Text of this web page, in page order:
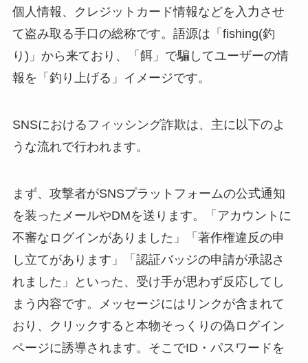
個人情報、クレジットカード情報などを入力させ
て盗み取る手口の総称です。語源は「fishing(釣
り)」から来ており、「餌」で騙してユーザーの情
報を「釣り上げる」イメージです。
SNSにおけるフィッシング詐欺は、主に以下のよ
うな流れで行われます。
まず、攻撃者がSNSプラットフォームの公式通知
を装ったメールやDMを送ります。「アカウントに
不審なログインがありました」「著作権違反の申
し立てがあります」「認証バッジの申請が承認さ
れました」といった、受け手が思わず反応してし
まう内容です。メッセージにはリンクが含まれて
おり、クリックすると本物そっくりの偽ログイン
ページに誘導されます。そこでID・パスワードを